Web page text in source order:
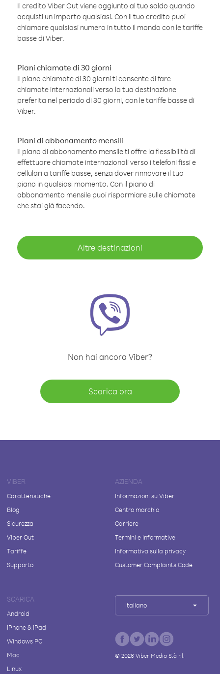
Il credito Viber Out viene aggiunto al tuo saldo quando
acquisti un importo qualsiasi. Con il tuo credito puoi
chiamare qualsiasi numero in tutto il mondo con le tariffe
basse di Viber.
Piani chiamate di 30 giorni
Il piano chiamate di 30 giorni ti consente di fare
chiamate internazionali verso la tua destinazione
preferita nel periodo di 30 giorni, con le tariffe basse di
Viber.
Piani di abbonamento mensili
Il piano di abbonamento mensile ti offre la flessibilità di
effettuare chiamate internazionali verso i telefoni fissi e
cellulari a tariffe basse, senza dover rinnovare il tuo
piano in qualsiasi momento. Con il piano di
abbonamento mensile puoi risparmiare sulle chiamate
che stai già facendo.
Altre destinazioni
Non hai ancora Viber?
Scarica ora
VIBER
Caratteristiche
Blog
Sicurezza
Viber Out
Tariffe
Supporto
AZIENDA
Informazioni su Viber
Centro marchio
Carriere
Termini e informative
Informativa sulla privacy
Customer Complaints Code
SCARICA
Android
iPhone & iPad
Windows PC
Mac
Linux
Italiano
© 2026Viber Media S.à r.l.